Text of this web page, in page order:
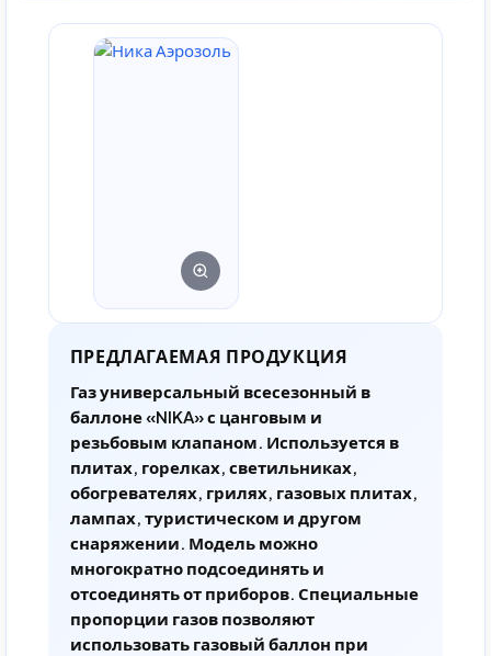
ПРЕДЛАГАЕМАЯ ПРОДУКЦИЯ
Газ универсальный всесезонный в
баллоне «NIKA» с цанговым и
резьбовым клапаном. Используется в
плитах, горелках, светильниках,
обогревателях, грилях, газовых плитах,
лампах, туристическом и другом
снаряжении. Модель можно
многократно подсоединять и
отсоединять от приборов. Специальные
пропорции газов позволяют
использовать газовый баллон при